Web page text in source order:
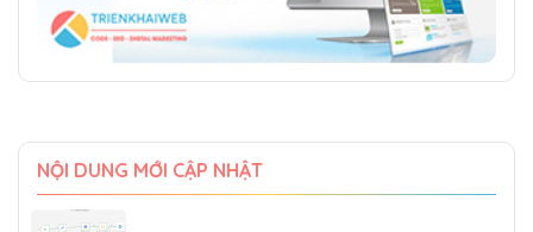
NỘI DUNG MỚI CẬP NHẬT